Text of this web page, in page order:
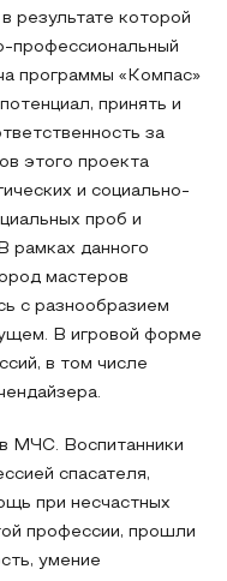
результате которой
профессиональный
программы «Компас»
принять и
за
этого проекта
и социально-
проб и
рамках данного
мастеров
с разнообразием
В игровой форме
в том числе
МЧС. Воспитанники
спасателя,
при несчастных
профессии, прошли
умение